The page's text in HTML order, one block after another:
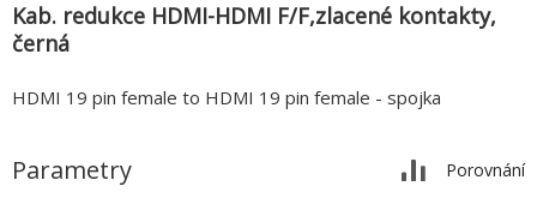
Kab. redukce HDMI-HDMI F/F,zlacené kontakty,
černá
HDMI 19 pin female to HDMI 19 pin female - spojka
Parametry Porovnání